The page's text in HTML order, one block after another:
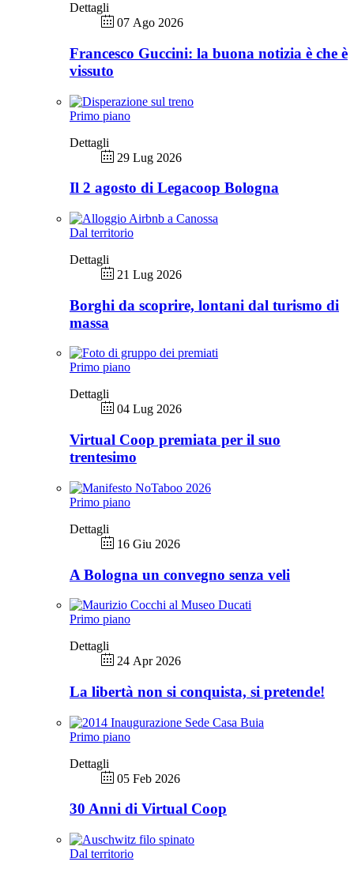
Dettagli
07 Ago 2026
Francesco Guccini: la buona notizia è che è
vissuto
Primo piano
Dettagli
29 Lug 2026
Il 2 agosto di Legacoop Bologna
Dal territorio
Dettagli
21 Lug 2026
Borghi da scoprire, lontani dal turismo di
massa
Primo piano
Dettagli
04 Lug 2026
Virtual Coop premiata per il suo
trentesimo
Primo piano
Dettagli
16 Giu 2026
A Bologna un convegno senza veli
Primo piano
Dettagli
24 Apr 2026
La libertà non si conquista, si pretende!
Primo piano
Dettagli
05 Feb 2026
30 Anni di Virtual Coop
Dal territorio